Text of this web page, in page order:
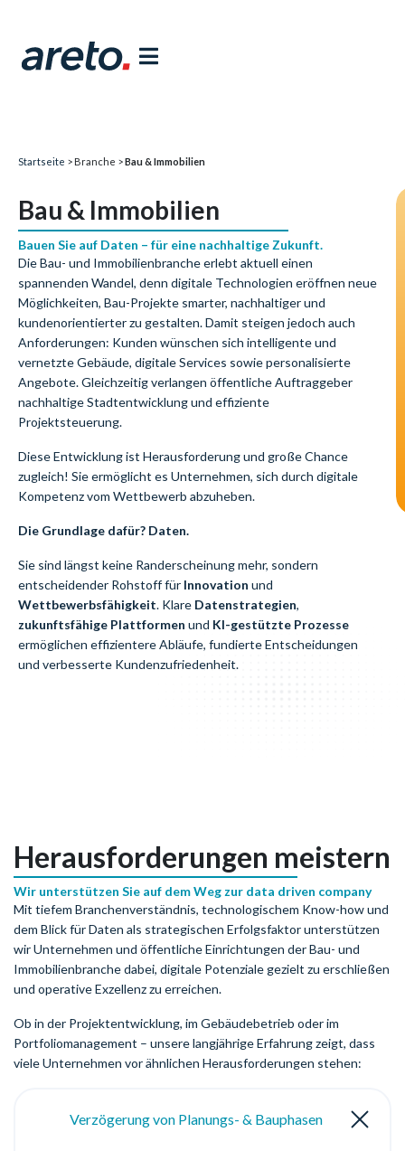
Startseite > Branche >Bau & Immobilien
Bau & Immobilien
Bauen Sie auf Daten – für eine nachhaltige Zukunft.
Die Bau- und Immobilienbranche erlebt aktuell einen
spannenden Wandel, denn digitale Technologien eröffnen neue
Möglichkeiten, Bau-Projekte smarter, nachhaltiger und
kundenorientierter zu gestalten. Damit steigen jedoch auch
Anforderungen: Kunden wünschen sich intelligente und
vernetzte Gebäude, digitale Services sowie personalisierte
Angebote. Gleichzeitig verlangen öffentliche Auftraggeber
nachhaltige Stadtentwicklung und effiziente
Projektsteuerung.
Diese Entwicklung ist Herausforderung und große Chance
zugleich! Sie ermöglicht es Unternehmen, sich durch digitale
Kompetenz vom Wettbewerb abzuheben.
Die Grundlage dafür? Daten.
Sie sind längst keine Randerscheinung mehr, sondern
entscheidender Rohstoff für Innovation und
Wettbewerbsfähigkeit. Klare Datenstrategien,
zukunftsfähige Plattformen und KI-gestützte Prozesse
ermöglichen effizientere Abläufe, fundierte Entscheidungen
und verbesserte Kundenzufriedenheit.
Herausforderungen meistern
Wir unterstützen Sie auf dem Weg zur data driven company
Mit tiefem Branchenverständnis, technologischem Know-how und
dem Blick für Daten als strategischen Erfolgsfaktor unterstützen
wir Unternehmen und öffentliche Einrichtungen der Bau- und
Immobilienbranche dabei, digitale Potenziale gezielt zu erschließen
und operative Exzellenz zu erreichen.
Ob in der Projektentwicklung, im Gebäudebetrieb oder im
Portfoliomanagement – unsere langjährige Erfahrung zeigt, dass
viele Unternehmen vor ähnlichen Herausforderungen stehen:
Verzögerung von Planungs- & Bauphasen